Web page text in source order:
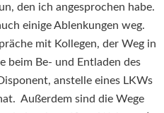
den ich angesprochen habe.
einige Ablenkungen weg.
mit Kollegen, der Weg in
beim Be- und Entladen des
anstelle eines LKWs
Außerdem sind die Wege